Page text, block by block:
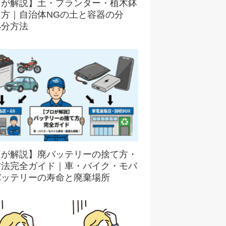
解説】土・プランター・植木鉢
｜自治体NGの土と容器の分
方法
解説】廃バッテリーの捨て方・
完全ガイド｜車・バイク・モバ
テリーの寿命と廃棄場所